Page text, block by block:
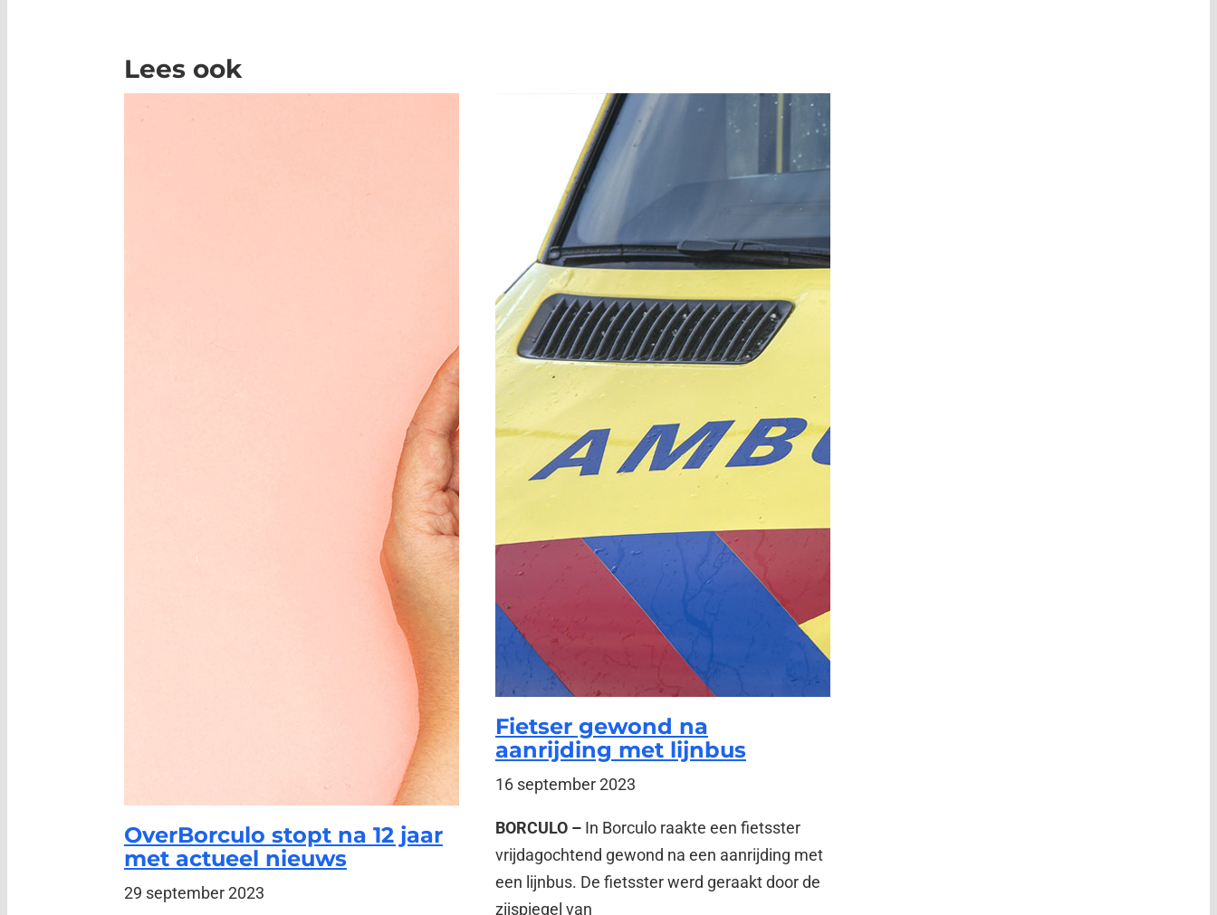
Lees ook
OverBorculo stopt na 12 jaar
met actueel nieuws
29 september 2023
Fietser gewond na
aanrijding met lijnbus
16 september 2023
BORCULO – In Borculo raakte een fietsster
vrijdagochtend gewond na een aanrijding met
een lijnbus. De fietsster werd geraakt door de
zijspiegel van